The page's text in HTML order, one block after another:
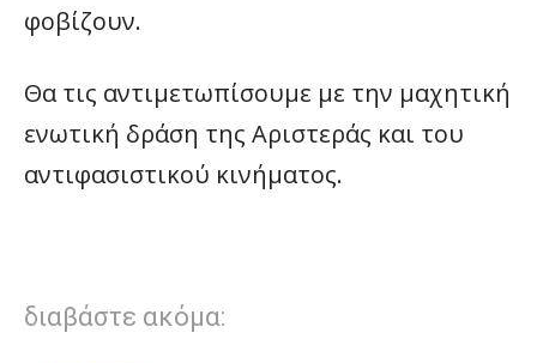
φοβίζουν.
Θα τις αντιμετωπίσουμε με την μαχητική
ενωτική δράση της Αριστεράς και του
αντιφασιστικού κινήματος.
διαβάστε ακόμα: